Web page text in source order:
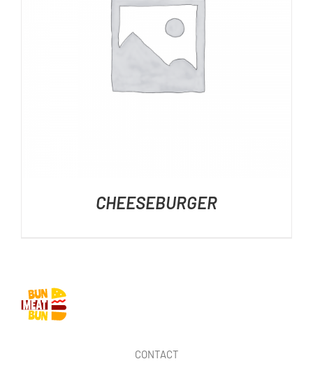
DÉTAILS
CHEESEBURGER
CONTACT